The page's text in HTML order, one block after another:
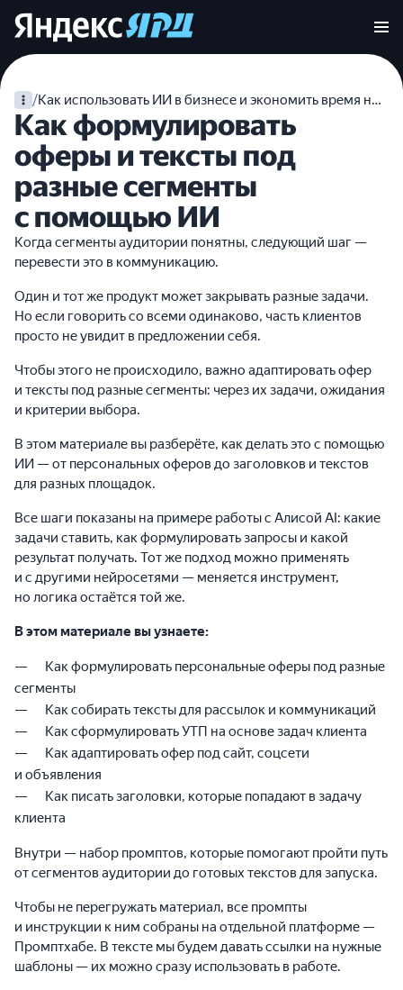
/ Как использовать ИИ в бизнесе и экономить время на рутине
Как формулировать
оферы и тексты под
разные сегменты
с помощью ИИ
Когда сегменты аудитории понятны, следующий шаг —
перевести это в коммуникацию.
Один и тот же продукт может закрывать разные задачи.
Но если говорить со всеми одинаково, часть клиентов
просто не увидит в предложении себя.
Чтобы этого не происходило, важно адаптировать офер
и тексты под разные сегменты: через их задачи, ожидания
и критерии выбора.
В этом материале вы разберёте, как делать это с помощью
ИИ — от персональных оферов до заголовков и текстов
для разных площадок.
Все шаги показаны на примере работы с Алисой AI: какие
задачи ставить, как формулировать запросы и какой
результат получать. Тот же подход можно применять
и с другими нейросетями — меняется инструмент,
но логика остаётся той же.
В этом материале вы узнаете:
Как формулировать персональные оферы под разные
сегменты
Как собирать тексты для рассылок и коммуникаций
Как сформулировать УТП на основе задач клиента
Как адаптировать офер под сайт, соцсети
и объявления
Как писать заголовки, которые попадают в задачу
клиента
Внутри — набор промптов, которые помогают пройти путь
от сегментов аудитории до готовых текстов для запуска.
Чтобы не перегружать материал, все промпты
и инструкции к ним собраны на отдельной платформе —
Промптхабе. В тексте мы будем давать ссылки на нужные
шаблоны — их можно сразу использовать в работе.